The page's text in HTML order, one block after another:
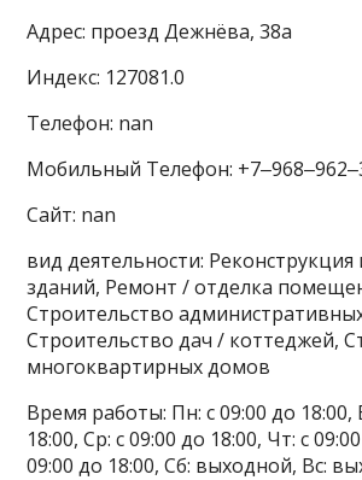
Адрес: проезд Дежнёва, 38а
Индекс: 127081.0
Телефон: nan
Мобильный Телефон:
Сайт: nan
вид деятельности:
зданий, Ремонт / отделка
Строительство
Строительство дач / коттеджей,
многоквартирных домов
Время работы: Пн: с 09:00 до 18:00,
18:00, Ср: с 09:00 до 18:00, Чт: с
09:00 до 18:00, Сб: выходной, Вс: